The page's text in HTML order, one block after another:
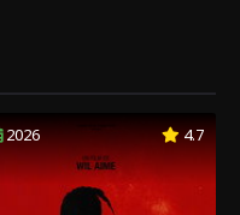
2026 4.7